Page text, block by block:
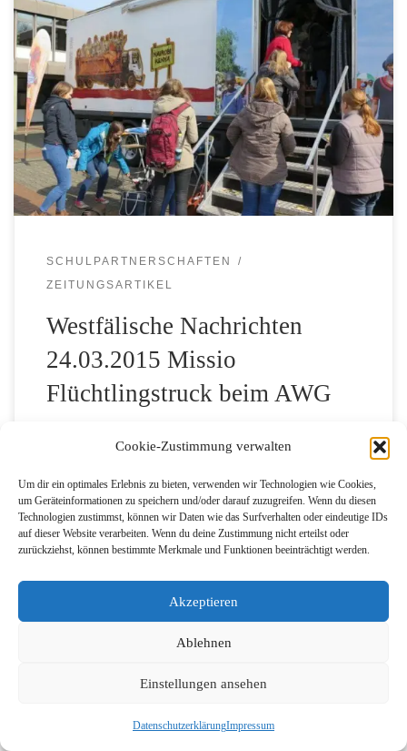
Cookie-Zustimmung verwalten
Um dir ein optimales Erlebnis zu bieten, verwenden wir Technologien wie Cookies,
um Geräteinformationen zu speichern und/oder darauf zuzugreifen. Wenn du diesen
Technologien zustimmst, können wir Daten wie das Surfverhalten oder eindeutige IDs
auf dieser Website verarbeiten. Wenn du deine Zustimmung nicht erteilst oder
zurückziehst, können bestimmte Merkmale und Funktionen beeinträchtigt werden.
Akzeptieren
Ablehnen
Einstellungen ansehen
Datenschutz­erklärungImpressum
In dieser Woche ist der Missio Flüchtlingstruck auf
Einladung der Uganda-Hilfe St. Mauritz zu Gast beim
Augustin-Wibbelt-Gymnasium in Warendorf. Die
Westfälischen Nachrichten berichten:
SCHULPARTNERSCHAFTEN
ZEITUNGSARTIKEL
Westfälische Nachrichten
24.03.2015 Missio
Flüchtlingstruck beim AWG
Administrative Officer Doroth Ajwang und Head Teacher
japanische Regierung nicht nur den im Bau befindlichen
Gebäude errichtet, so dass bereits […]